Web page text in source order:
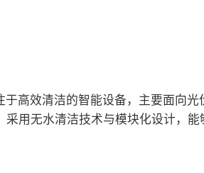
高效清洁的智能设备，主要面向
用无水清洁技术与模块化设计，能